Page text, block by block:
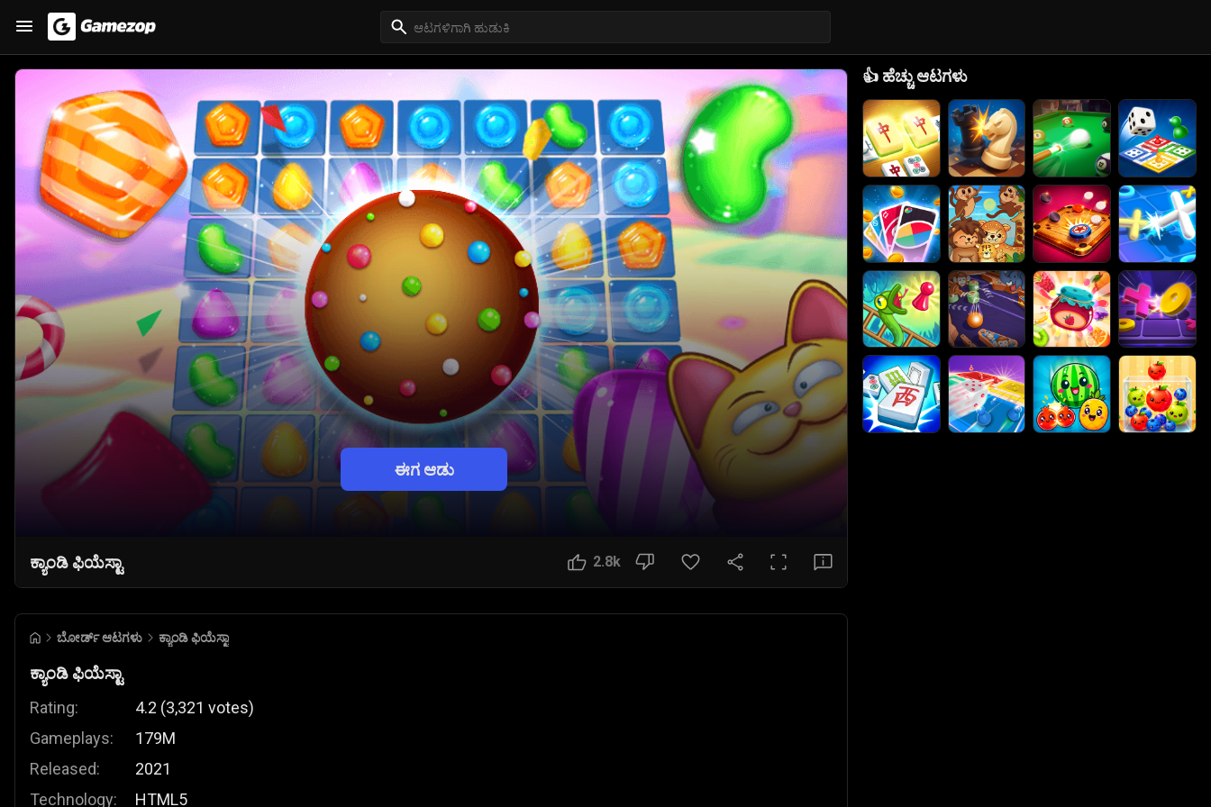
ಈಗ ಆಡು
ಕ್ಯಾಂಡಿ ಫಿಯೆಸ್ಟಾ 2.8k
ಬೋರ್ಡ್ ಆಟಗಳು ಕ್ಯಾಂಡಿ ಫಿಯೆಸ್ಟಾ
ಕ್ಯಾಂಡಿ ಫಿಯೆಸ್ಟಾ
Rating:
Gameplays:
Released:
Technology:
4.2 (3,321 votes)
179M
2021
HTML5
👍 ಹೆಚ್ಚು ಆಟಗಳು